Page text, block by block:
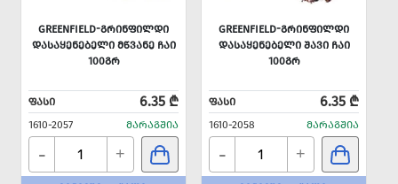
GREENFIELD-ᲒᲠᲘᲜᲤᲘᲚᲓᲘ
ᲓᲐᲡᲐᲧᲔᲜᲔᲑᲔᲚᲘ ᲛᲬᲕᲐᲜᲔ ᲩᲐᲘ
100ᲒᲠ
ᲤᲐᲡᲘ 6.35 ₾
1610-2057 ᲛᲐᲠᲐᲒᲨᲘᲐ
- +
GREENFIELD-ᲒᲠᲘᲜᲤᲘᲚᲓᲘ
ᲓᲐᲡᲐᲧᲔᲜᲔᲑᲔᲚᲘ ᲨᲐᲕᲘ ᲩᲐᲘ
100ᲒᲠ
ᲤᲐᲡᲘ 6.35 ₾
1610-2058 ᲛᲐᲠᲐᲒᲨᲘᲐ
- +